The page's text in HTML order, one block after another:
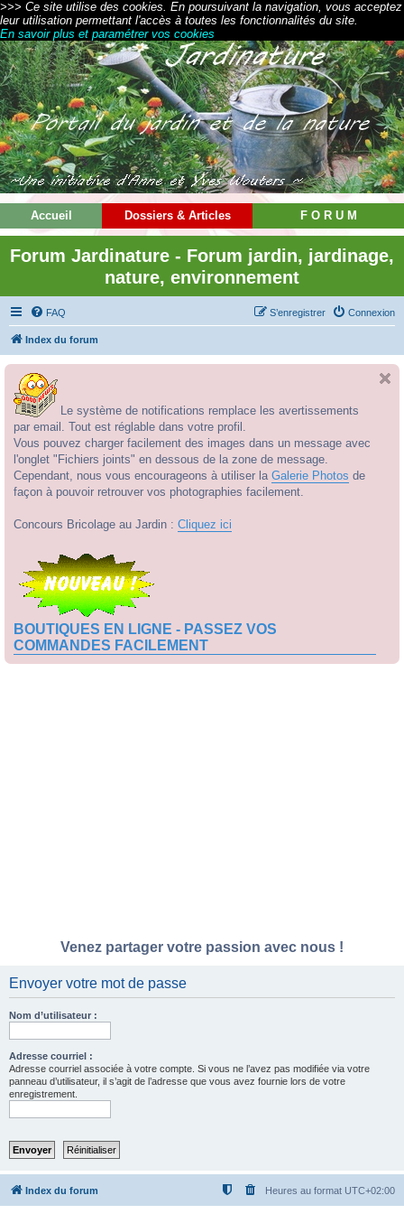
>>> Ce site utilise des cookies. En poursuivant la navigation, vous acceptez
leur utilisation permettant l'accès à toutes les fonctionnalités du site.
En savoir plus et paramétrer vos cookies
Accueil Dossiers & Articles F O R U M
Forum Jardinature - Forum jardin, jardinage,
nature, environnement
FAQ Connexion
S’enregistrer
Index du forum
Le système de notifications remplace les avertissements
par email. Tout est réglable dans votre profil.
Vous pouvez charger facilement des images dans un message avec
l'onglet "Fichiers joints" en dessous de la zone de message.
Cependant, nous vous encourageons à utiliser la Galerie Photos de
façon à pouvoir retrouver vos photographies facilement.
Concours Bricolage au Jardin : Cliquez ici
BOUTIQUES EN LIGNE - PASSEZ VOS
COMMANDES FACILEMENT
Venez partager votre passion avec nous !
Envoyer votre mot de passe
Nom d’utilisateur :
Adresse courriel :
Adresse courriel associée à votre compte. Si vous ne l’avez pas modifiée via votre
panneau d’utilisateur, il s’agit de l’adresse que vous avez fournie lors de votre
enregistrement.
Index du forum Heures au format UTC+02:00